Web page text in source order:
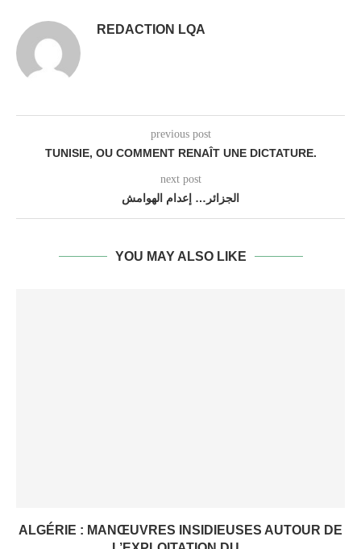
REDACTION LQA
previous post
TUNISIE, OU COMMENT RENAÎT UNE DICTATURE.
next post
الجزائر… إعدام الهوامش
YOU MAY ALSO LIKE
ALGÉRIE : MANŒUVRES INSIDIEUSES AUTOUR DE